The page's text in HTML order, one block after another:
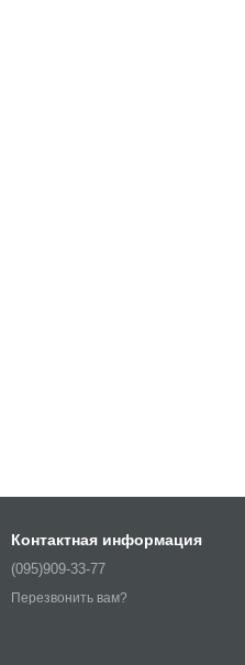
Контактная информация
(095)909-33-77
Перезвонить вам?